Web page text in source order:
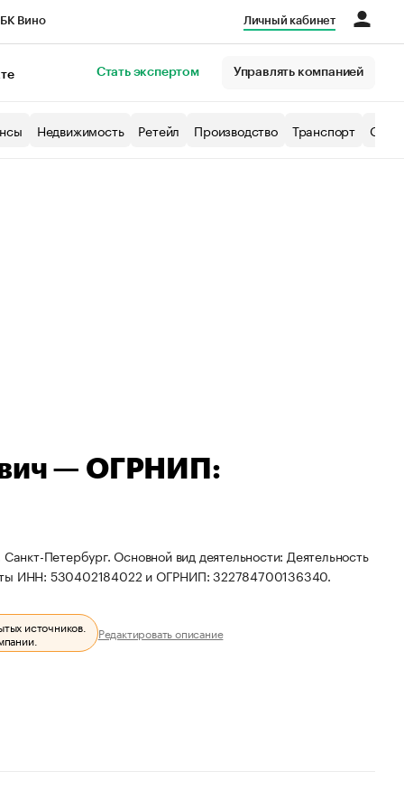
Вино Личный кабинет
Стать экспертом Управлять компанией
Недвижимость Ретейл Производство Транспорт
— ОГРНИП:
Петербург. Основной вид деятельности: Деятельность
ИНН: 530402184022 и ОГРНИП: 322784700136340.
источников.
Редактировать описание